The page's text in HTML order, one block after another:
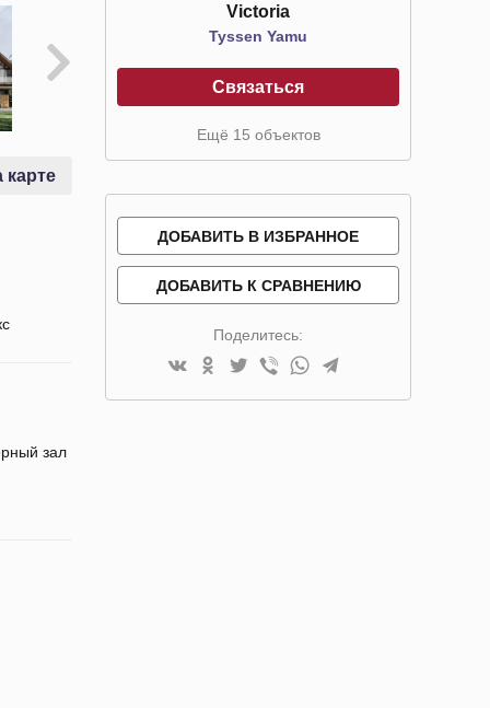
карте
зал
Victoria
Tyssen Yamu
Связаться
Ещё 15 объектов
ДОБАВИТЬ В ИЗБРАННОЕ
ДОБАВИТЬ К СРАВНЕНИЮ
Поделитесь: